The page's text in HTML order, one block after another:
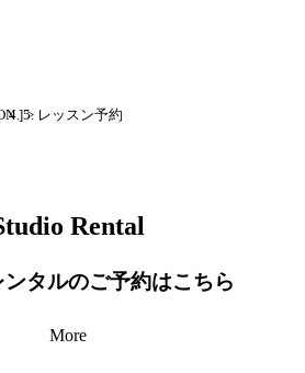
]> レッスン予約
Rental
ンタルのご予約はこちら
More